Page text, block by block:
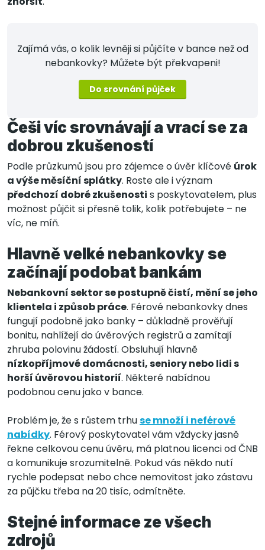
Zajímá vás, o kolik levněji si půjčíte v bance než od
nebankovky? Můžete být překvapeni!
Do srovnání půjček
Češi víc srovnávají a vrací se za
dobrou zkušeností
Podle průzkumů jsou pro zájemce o úvěr klíčové úrok
a výše měsíční splátky. Roste ale i význam
předchozí dobré zkušenosti s poskytovatelem, plus
možnost půjčit si přesně tolik, kolik potřebujete – ne
víc, ne míň.
Hlavně velké nebankovky se
začínají podobat bankám
Nebankovní sektor se postupně čistí, mění se jeho
klientela i způsob práce. Férové nebankovky dnes
fungují podobně jako banky – důkladně prověřují
bonitu, nahlížejí do úvěrových registrů a zamítají
zhruba polovinu žádostí. Obsluhují hlavně
nízkopříjmové domácnosti, seniory nebo lidi s
horší úvěrovou historií. Některé nabídnou
podobnou cenu jako v bance.
Problém je, že s růstem trhuse množí i neférové
nabídky. Férový poskytovatel vám vždycky jasně
řekne celkovou cenu úvěru, má platnou licenci od ČNB
a komunikuje srozumitelně. Pokud vás někdo nutí
rychle podepsat nebo chce nemovitost jako zástavu
za půjčku třeba na 20 tisíc, odmítněte.
Stejné informace ze všech
zdrojů